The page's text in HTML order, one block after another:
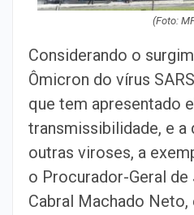
(Foto:
Considerando o
Ômicron do vírus
que tem apresentado
transmissibilidade, e a
outras viroses, a
o Procurador-Geral
Cabral Machado